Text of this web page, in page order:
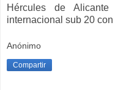
Hércules de
internacional sub 20
Anónimo
Compartir